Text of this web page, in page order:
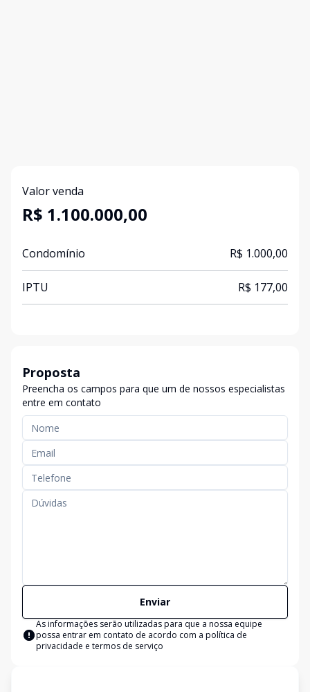
Valor venda
R$ 1.100.000,00
Condomínio R$ 1.000,00
IPTU R$ 177,00
Proposta
Preencha os campos para que um de nossos especialistas
entre em contato
Enviar
As informações serão utilizadas para que a nossa equipe
possa entrar em contato de acordo com a política de
privacidade e termos de serviço